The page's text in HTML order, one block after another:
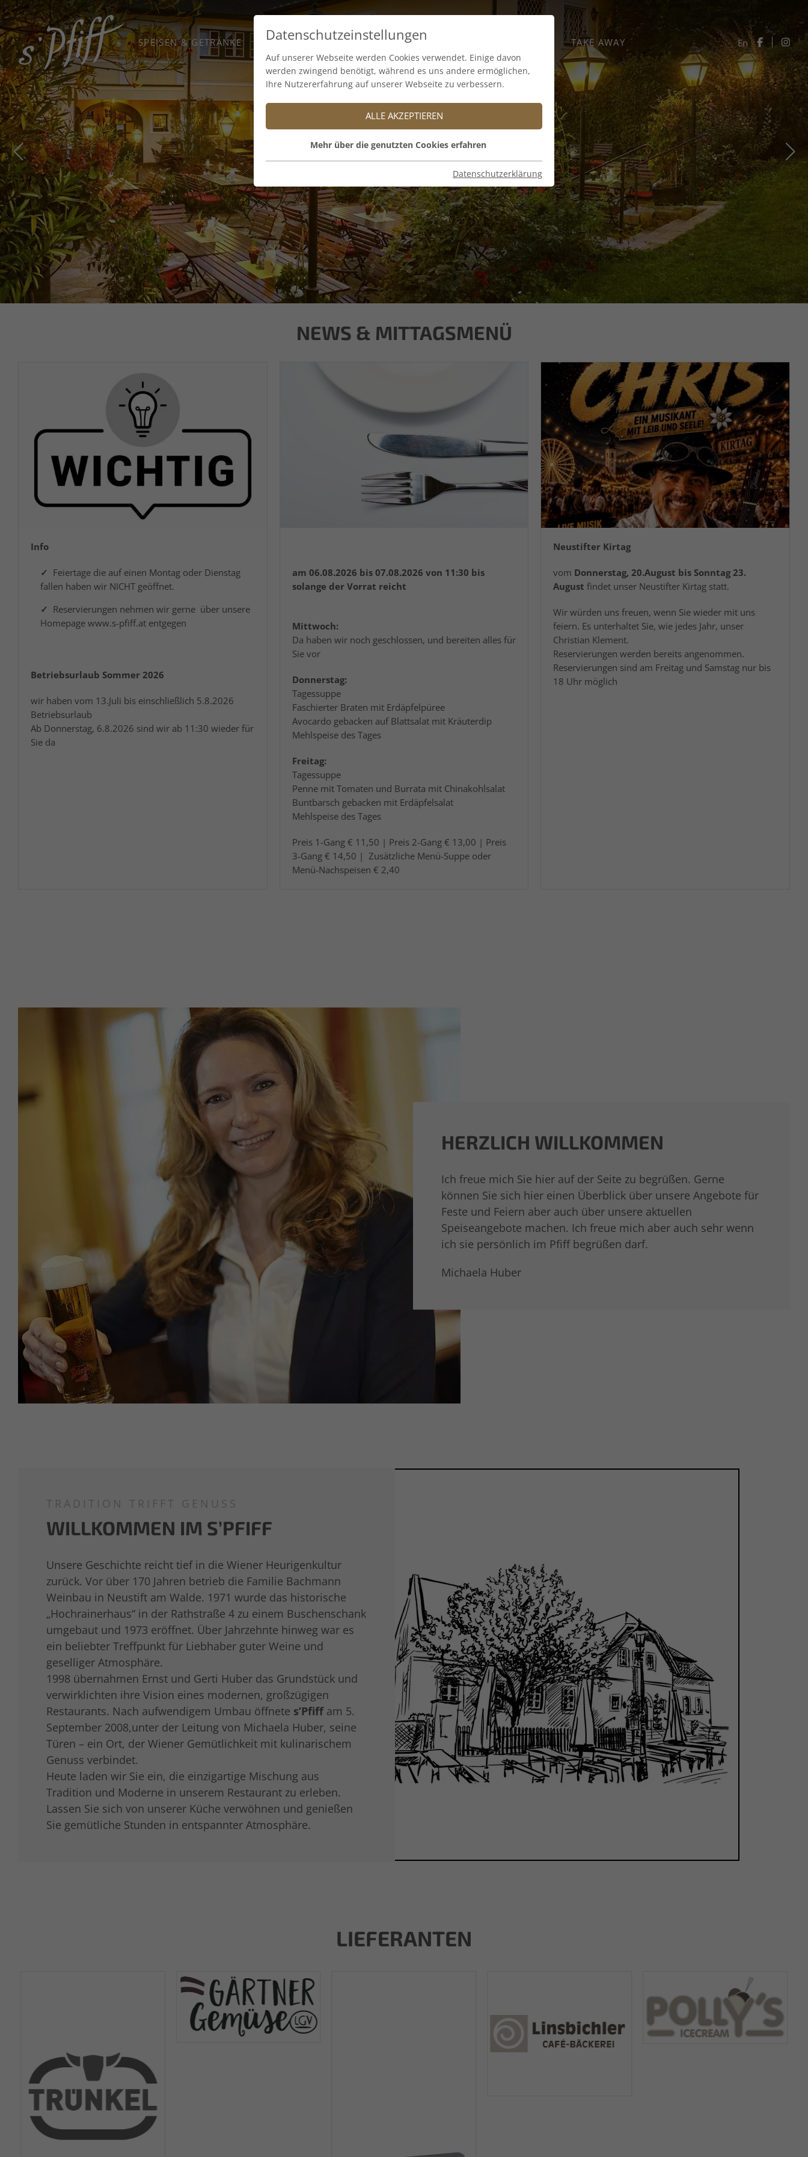
SPEISEN & GETRÄNKE FESTE FEIERN GALERIE GUTSCHEINE TAKE AWAY En
NEWS & MITTAGSMENÜ
Info
Feiertage die auf einen Montag oder Dienstag
fallen haben wir NICHT geöffnet.
Reservierungen nehmen wir gerne über unsere
Homepage www.s-pfiff.at entgegen
Betriebsurlaub Sommer 2026
wir haben vom 13.Juli bis einschließlich 5.8.2026
Betriebsurlaub
Ab Donnerstag, 6.8.2026 sind wir ab 11:30 wieder für
Sie da
am 06.08.2026 bis 07.08.2026 von 11:30 bis
solange der Vorrat reicht
Mittwoch:
Da haben wir noch geschlossen, und bereiten alles für
Sie vor
Donnerstag:
Tagessuppe
Faschierter Braten mit Erdäpfelpüree
Avocardo gebacken auf Blattsalat mit Kräuterdip
Mehlspeise des Tages
Freitag:
Tagessuppe
Penne mit Tomaten und Burrata mit Chinakohlsalat
Buntbarsch gebacken mit Erdäpfelsalat
Mehlspeise des Tages
Preis 1-Gang € 11,50 | Preis 2-Gang € 13,00 | Preis
3-Gang € 14,50 | Zusätzliche Menü-Suppe oder
Menü-Nachspeisen € 2,40
Neustifter Kirtag
vom Donnerstag, 20.August bis Sonntag 23.
August findet unser Neustifter Kirtag statt.
Wir würden uns freuen, wenn Sie wieder mit uns
feiern. Es unterhaltet Sie, wie jedes Jahr, unser
Christian Klement.
Reservierungen werden bereits angenommen.
Reservierungen sind am Freitag und Samstag nur bis
18 Uhr möglich
HERZLICH WILLKOMMEN
Ich freue mich Sie hier auf der Seite zu begrüßen. Gerne
können Sie sich hier einen Überblick über unsere Angebote für
Feste und Feiern aber auch über unsere aktuellen
Speiseangebote machen. Ich freue mich aber auch sehr wenn
ich sie persönlich im Pfiff begrüßen darf.
Michaela Huber
TRADITION TRIFFT GENUSS
WILLKOMMEN IM S’PFIFF
Unsere Geschichte reicht tief in die Wiener Heurigenkultur
zurück. Vor über 170 Jahren betrieb die Familie Bachmann
Weinbau in Neustift am Walde. 1971 wurde das historische
„Hochrainerhaus“ in der Rathstraße 4 zu einem Buschenschank
umgebaut und 1973 eröffnet. Über Jahrzehnte hinweg war es
ein beliebter Treffpunkt für Liebhaber guter Weine und
geselliger Atmosphäre.
1998 übernahmen Ernst und Gerti Huber das Grundstück und
verwirklichten ihre Vision eines modernen, großzügigen
Restaurants. Nach aufwendigem Umbau öffnete s’Pfiffam 5.
September 2008,unter der Leitung von Michaela Huber, seine
Türen – ein Ort, der Wiener Gemütlichkeit mit kulinarischem
Genuss verbindet.
Heute laden wir Sie ein, die einzigartige Mischung aus
Tradition und Moderne in unserem Restaurant zu erleben.
Lassen Sie sich von unserer Küche verwöhnen und genießen
Sie gemütliche Stunden in entspannter Atmosphäre.
LIEFERANTEN
Datenschutzeinstellungen
Auf unserer Webseite werden Cookies verwendet. Einige davon
werden zwingend benötigt, während es uns andere ermöglichen,
Ihre Nutzererfahrung auf unserer Webseite zu verbessern.
ALLE AKZEPTIEREN
Mehr über die genutzten Cookies erfahren
Datenschutzerklärung